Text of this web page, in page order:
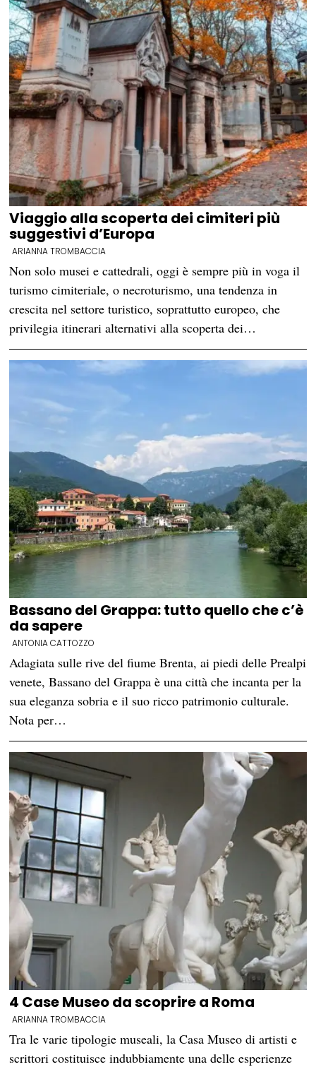
Viaggio alla scoperta dei cimiteri più
suggestivi d’Europa
ARIANNA TROMBACCIA
Non solo musei e cattedrali, oggi è sempre più in voga il
turismo cimiteriale, o necroturismo, una tendenza in
crescita nel settore turistico, soprattutto europeo, che
privilegia itinerari alternativi alla scoperta dei…
Bassano del Grappa: tutto quello che c’è
da sapere
ANTONIA CATTOZZO
Adagiata sulle rive del fiume Brenta, ai piedi delle Prealpi
venete, Bassano del Grappa è una città che incanta per la
sua eleganza sobria e il suo ricco patrimonio culturale.
Nota per…
4 Case Museo da scoprire a Roma
ARIANNA TROMBACCIA
Tra le varie tipologie museali, la Casa Museo di artisti e
scrittori costituisce indubbiamente una delle esperienze